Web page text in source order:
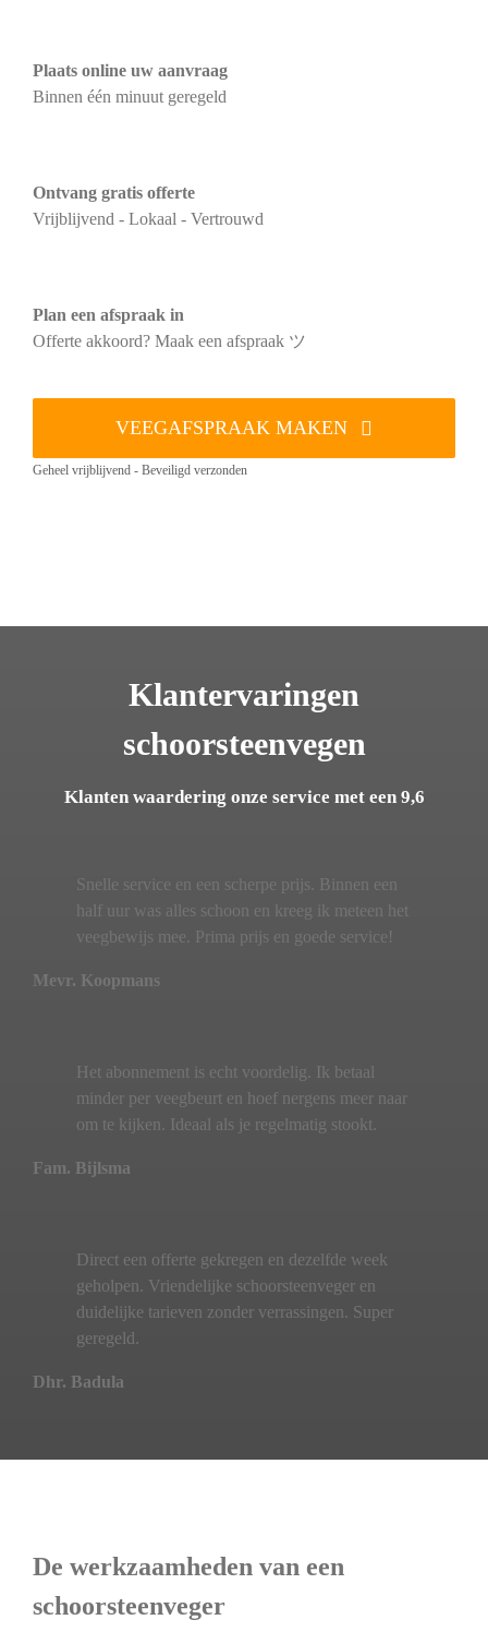
Plaats online uw aanvraag
Binnen één minuut geregeld
Ontvang gratis offerte
Vrijblijvend - Lokaal - Vertrouwd
Plan een afspraak in
Offerte akkoord? Maak een afspraak ツ
VEEGAFSPRAAK MAKEN
Geheel vrijblijvend - Beveiligd verzonden
Klantervaringen
schoorsteenvegen
Klanten waardering onze service met een 9,6
Snelle service en een scherpe prijs. Binnen een
half uur was alles schoon en kreeg ik meteen het
veegbewijs mee. Prima prijs en goede service!
Mevr. Koopmans
Het abonnement is echt voordelig. Ik betaal
minder per veegbeurt en hoef nergens meer naar
om te kijken. Ideaal als je regelmatig stookt.
Fam. Bijlsma
Direct een offerte gekregen en dezelfde week
geholpen. Vriendelijke schoorsteenveger en
duidelijke tarieven zonder verrassingen. Super
geregeld.
Dhr. Badula
De werkzaamheden van een
schoorsteenveger